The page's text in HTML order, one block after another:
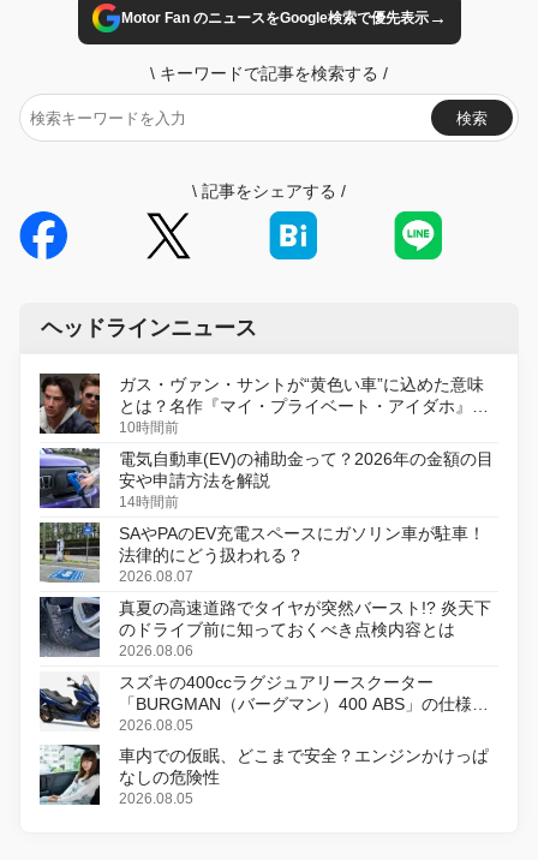
Motor Fan のニュースをGoogle検索で優先表示→
\ キーワードで記事を検索する /
検索
\ 記事をシェアする /
ヘッドラインニュース
ガス・ヴァン・サントが“黄色い車”に込めた意味
とは？名作『マイ・プライベート・アイダホ』が
初のデジタルリマスター版で復活
10時間前
電気自動車(EV)の補助金って？2026年の金額の目
安や申請方法を解説
14時間前
SAやPAのEV充電スペースにガソリン車が駐車！
法律的にどう扱われる？
2026.08.07
真夏の高速道路でタイヤが突然バースト!? 炎天下
のドライブ前に知っておくべき点検内容とは
2026.08.06
スズキの400ccラグジュアリースクーター
「BURGMAN（バーグマン）400 ABS」の仕様を
変更し、8月18日に発売
2026.08.05
車内での仮眠、どこまで安全？エンジンかけっぱ
なしの危険性
2026.08.05